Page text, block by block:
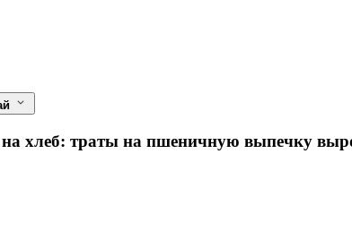
хлеб: траты на пшеничную выпечку